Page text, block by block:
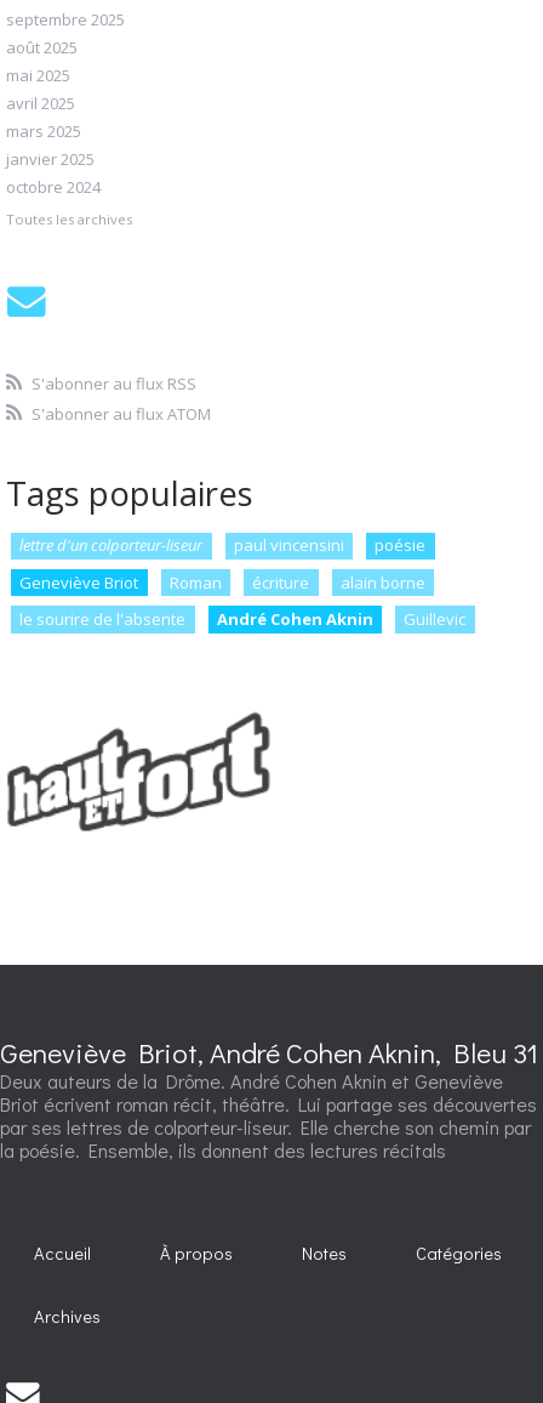
septembre 2025
août 2025
mai 2025
avril 2025
mars 2025
janvier 2025
octobre 2024
Toutes les archives
S'abonner au flux RSS
S'abonner au flux ATOM
Tags populaires
lettre d'un colporteur-liseur paul vincensini
poésie
Geneviève Briot
Roman écriture
alain borne
le sourire de l'absente
André Cohen Aknin Guillevic
Geneviève Briot, André Cohen Aknin, Bleu 31
Deux auteurs de la Drôme. André Cohen Aknin et Geneviève
Briot écrivent roman récit, théâtre. Lui partage ses découvertes
par ses lettres de colporteur-liseur. Elle cherche son chemin par
la poésie. Ensemble, ils donnent des lectures récitals
Accueil À propos Notes Catégories
Archives